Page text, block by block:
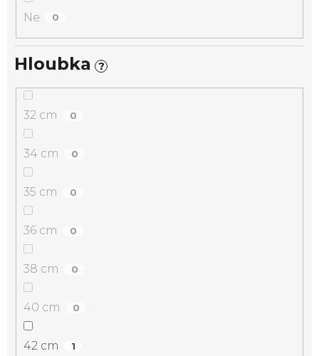
Ne 0
Hloubka ?
32 cm 0
34 cm 0
35 cm 0
36 cm 0
38 cm 0
40 cm 0
42 cm 1